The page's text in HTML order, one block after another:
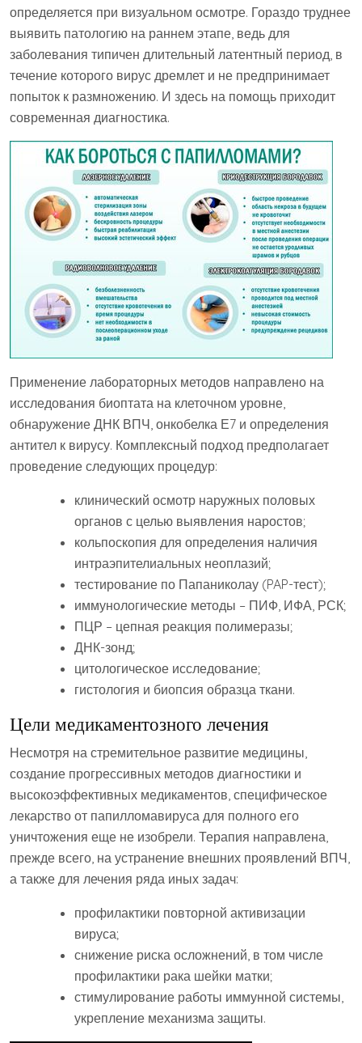
определяется при визуальном осмотре. Гораздо труднее
выявить патологию на раннем этапе, ведь для
заболевания типичен длительный латентный период, в
течение которого вирус дремлет и не предпринимает
попыток к размножению. И здесь на помощь приходит
современная диагностика.
Применение лабораторных методов направлено на
исследования биоптата на клеточном уровне,
обнаружение ДНК ВПЧ, онкобелка Е7 и определения
антител к вирусу. Комплексный подход предполагает
проведение следующих процедур:
клинический осмотр наружных половых
органов с целью выявления наростов;
кольпоскопия для определения наличия
интраэпителиальных неоплазий;
тестирование по Папаниколау (PAP-тест);
иммунологические методы – ПИФ, ИФА, РСК;
ПЦР – цепная реакция полимеразы;
ДНК-зонд;
цитологическое исследование;
гистология и биопсия образца ткани.
Цели медикаментозного лечения
Несмотря на стремительное развитие медицины,
создание прогрессивных методов диагностики и
высокоэффективных медикаментов, специфическое
лекарство от папилломавируса для полного его
уничтожения еще не изобрели. Терапия направлена,
прежде всего, на устранение внешних проявлений ВПЧ,
а также для лечения ряда иных задач:
профилактики повторной активизации
вируса;
снижение риска осложнений, в том числе
профилактики рака шейки матки;
стимулирование работы иммунной системы,
укрепление механизма защиты.